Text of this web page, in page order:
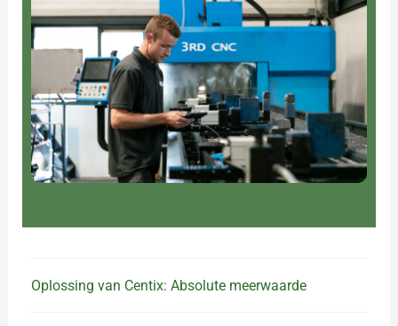
Oplossing van Centix: Absolute meerwaarde